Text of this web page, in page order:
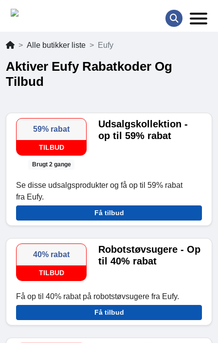
Alle butikker liste Eufy
Aktiver Eufy Rabatkoder Og
Tilbud
59% rabat
TILBUD
Brugt 2 gange
Udsalgskollektion -
op til 59% rabat
Se disse udsalgsprodukter og få op til 59% rabat
fra Eufy.
Få tilbud
40% rabat
TILBUD
Robotstøvsugere - Op
til 40% rabat
Få op til 40% rabat på robotstøvsugere fra Eufy.
Få tilbud